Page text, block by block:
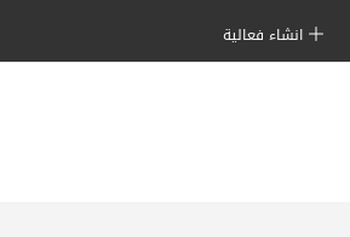
انشاء فعالية